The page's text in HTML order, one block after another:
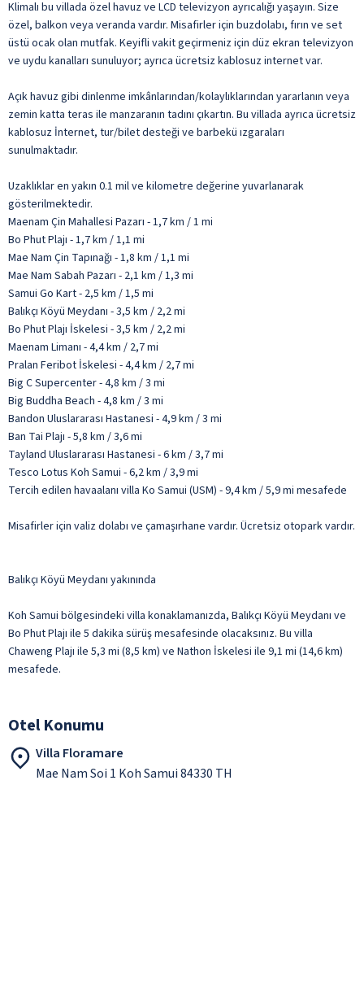
Klimalı bu villada özel havuz ve LCD televizyon ayrıcalığı yaşayın. Size
özel, balkon veya veranda vardır. Misafirler için buzdolabı, fırın ve set
üstü ocak olan mutfak. Keyifli vakit geçirmeniz için düz ekran televizyon
ve uydu kanalları sunuluyor; ayrıca ücretsiz kablosuz internet var.
Açık havuz gibi dinlenme imkânlarından/kolaylıklarından yararlanın veya
zemin katta teras ile manzaranın tadını çıkartın. Bu villada ayrıca ücretsiz
kablosuz İnternet, tur/bilet desteği ve barbekü ızgaraları
sunulmaktadır.
Uzaklıklar en yakın 0.1 mil ve kilometre değerine yuvarlanarak
gösterilmektedir.
Maenam Çin Mahallesi Pazarı - 1,7 km / 1 mi
Bo Phut Plajı - 1,7 km / 1,1 mi
Mae Nam Çin Tapınağı - 1,8 km / 1,1 mi
Mae Nam Sabah Pazarı - 2,1 km / 1,3 mi
Samui Go Kart - 2,5 km / 1,5 mi
Balıkçı Köyü Meydanı - 3,5 km / 2,2 mi
Bo Phut Plajı İskelesi - 3,5 km / 2,2 mi
Maenam Limanı - 4,4 km / 2,7 mi
Pralan Feribot İskelesi - 4,4 km / 2,7 mi
Big C Supercenter - 4,8 km / 3 mi
Big Buddha Beach - 4,8 km / 3 mi
Bandon Uluslararası Hastanesi - 4,9 km / 3 mi
Ban Tai Plajı - 5,8 km / 3,6 mi
Tayland Uluslararası Hastanesi - 6 km / 3,7 mi
Tesco Lotus Koh Samui - 6,2 km / 3,9 mi
Tercih edilen havaalanı villa Ko Samui (USM) - 9,4 km / 5,9 mi mesafede
Misafirler için valiz dolabı ve çamaşırhane vardır. Ücretsiz otopark vardır.
Balıkçı Köyü Meydanı yakınında
Koh Samui bölgesindeki villa konaklamanızda, Balıkçı Köyü Meydanı ve
Bo Phut Plajı ile 5 dakika sürüş mesafesinde olacaksınız. Bu villa
Chaweng Plajı ile 5,3 mi (8,5 km) ve Nathon İskelesi ile 9,1 mi (14,6 km)
mesafede.
Otel Konumu
Villa Floramare
Mae Nam Soi 1 Koh Samui 84330 TH